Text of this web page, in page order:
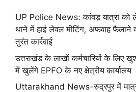
UP Police News: कांवड़ यात्रा को
थाने में हाई लेवल मीटिंग, अफवाह फैलाने
तुरंत कार्रवाई
उत्तराखंड के लाखों कर्मचारियों के लिए
में खुलेंगे EPFO के नए क्षेत्रीय कार्यालय
Uttarakhand News-रुद्रपुर में